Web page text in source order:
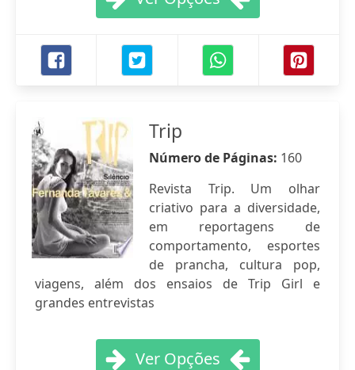
Trip
Número de Páginas: 160
Revista Trip. Um olhar
criativo para a diversidade,
em reportagens de
comportamento, esportes
de prancha, cultura pop,
viagens, além dos ensaios de Trip Girl e
grandes entrevistas
Ver Opções